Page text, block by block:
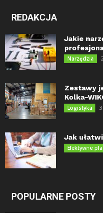
REDAKCJA
Jakie
Narzędzia
Zestawy
Kolka-
Logistyka
Jak
Efektywne
POPULARNE POSTY